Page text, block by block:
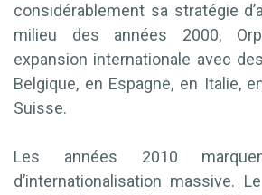
considérablement sa stratégie
milieu des années 2000,
expansion internationale avec
Belgique, en Espagne, en Italie,
Suisse.
Les années 2010
d’internationalisation massive.